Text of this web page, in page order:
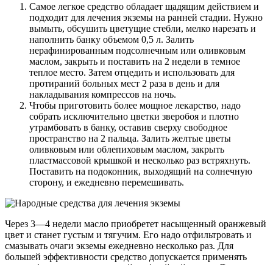
Самое легкое средство обладает щадящим действием и
подходит для лечения экземы на ранней стадии. Нужно
вымыть, обсушить цветущие стебли, мелко нарезать и
наполнить банку объемом 0,5 л. Залить
нерафинированным подсолнечным или оливковым
маслом, закрыть и поставить на 2 недели в темное
теплое место. Затем отцедить и использовать для
протираний больных мест 2 раза в день и для
накладывания компрессов на ночь.
Чтобы приготовить более мощное лекарство, надо
собрать исключительно цветки зверобоя и плотно
утрамбовать в банку, оставив сверху свободное
пространство на 2 пальца. Залить желтые цветы
оливковым или облепиховым маслом, закрыть
пластмассовой крышкой и несколько раз встряхнуть.
Поставить на подоконник, выходящий на солнечную
сторону, и ежедневно перемешивать.
Через 3—4 недели масло приобретет насыщенный оранжевый
цвет и станет густым и тягучим. Его надо отфильтровать и
смазывать очаги экземы ежедневно несколько раз. Для
большей эффективности средство допускается применять